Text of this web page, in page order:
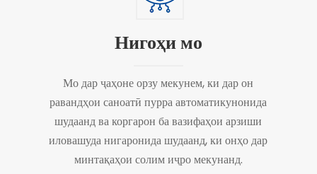
Нигоҳи мо
Мо дар ҷаҳоне орзу мекунем, ки дар он
равандҳои саноатӣ пурра автоматикунонида
шудаанд ва коргарон ба вазифаҳои арзиши
иловашуда нигаронида шудаанд, ки онҳо дар
минтақаҳои солим иҷро мекунанд.